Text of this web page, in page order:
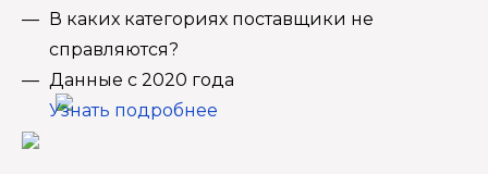
В каких категориях поставщики не
справляются?
Данные с 2020 года
Узнать подробнее